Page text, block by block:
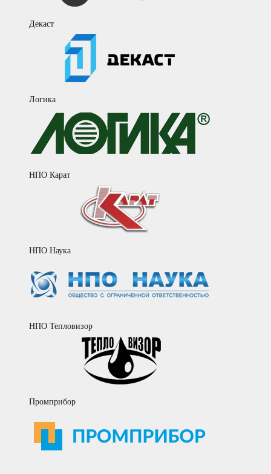
Декаст
Логика
НПО Карат
НПО Наука
НПО Тепловизор
Промприбор